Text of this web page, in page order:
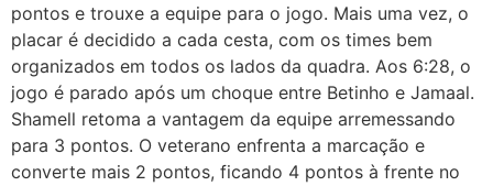
pontos e trouxe a equipe para o jogo. Mais uma vez, o
placar é decidido a cada cesta, com os times bem
organizados em todos os lados da quadra. Aos 6:28, o
jogo é parado após um choque entre Betinho e Jamaal.
Shamell retoma a vantagem da equipe arremessando
para 3 pontos. O veterano enfrenta a marcação e
converte mais 2 pontos, ficando 4 pontos à frente no